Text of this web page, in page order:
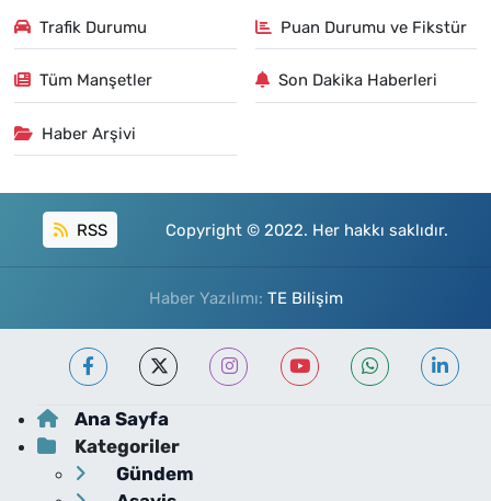
Trafik Durumu Puan Durumu ve Fikstür
Tüm Manşetler Son Dakika Haberleri
Haber Arşivi
RSS Copyright © 2022. Her hakkı saklıdır.
Haber Yazılımı: TE Bilişim
Ana Sayfa
Kategoriler
Gündem